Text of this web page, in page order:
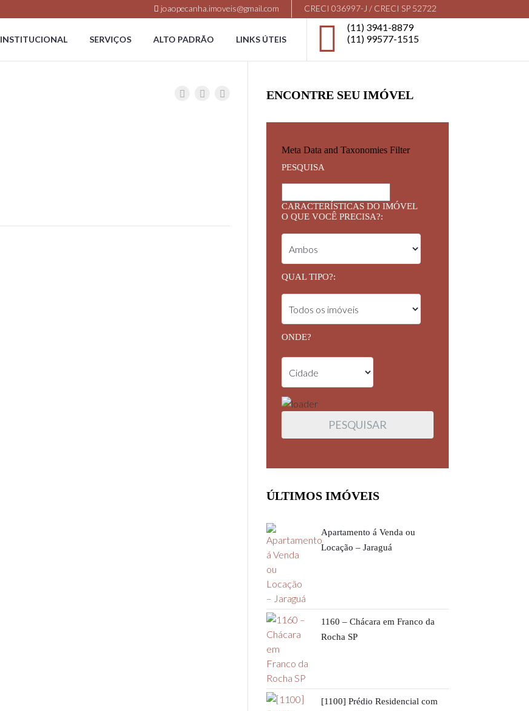
joaopecanha.imoveis@gmail.com CRECI 036997-J / CRECI SP 52722
(11) 3941-8879
(11) 99577-1515
INSTITUCIONAL SERVIÇOS ALTO PADRÃO LINKS ÚTEIS
ENCONTRE SEU IMÓVEL
Meta Data and Taxonomies Filter
PESQUISA
CARACTERÍSTICAS DO IMÓVEL
O QUE VOCÊ PRECISA?:
QUAL TIPO?:
ONDE?
ÚLTIMOS IMÓVEIS
Apartamento á Venda ou
Locação – Jaraguá
1160 – Chácara em Franco da
Rocha SP
[1100] Prédio Residencial com